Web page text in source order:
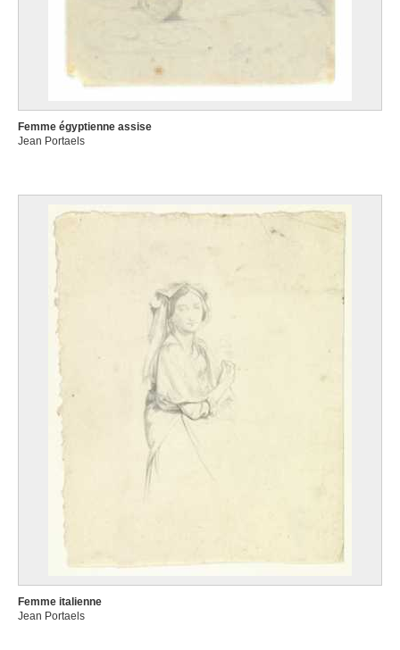
Femme égyptienne assise
Jean Portaels
Femme italienne
Jean Portaels